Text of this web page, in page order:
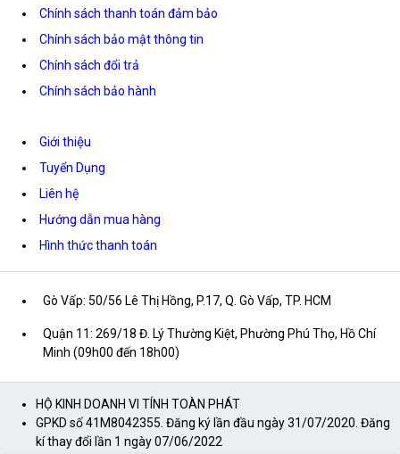
Chính sách thanh toán đảm bảo
Chính sách bảo mật thông tin
Chính sách đổi trả
Chính sách bảo hành
Giới thiệu
Tuyển Dụng
Liên hệ
Hướng dẫn mua hàng
Hình thức thanh toán
Gò Vấp: 50/56 Lê Thị Hồng, P.17, Q. Gò Vấp, TP. HCM
Quận 11: 269/18 Đ. Lý Thường Kiệt, Phường Phú Thọ, Hồ Chí
Minh (09h00 đến 18h00)
HỘ KINH DOANH VI TÍNH TOÀN PHÁT
GPKD số 41M8042355. Đăng ký lần đầu ngày 31/07/2020. Đăng
kí thay đổi lần 1 ngày 07/06/2022